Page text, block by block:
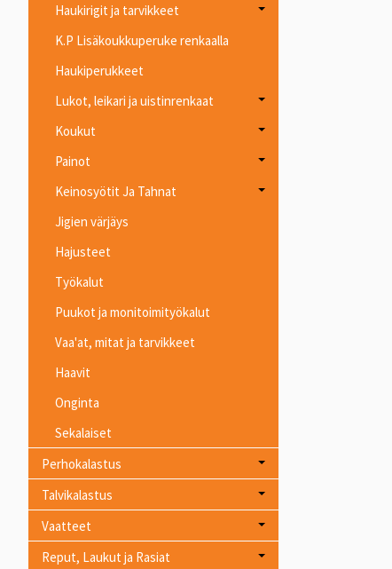
Haukirigit ja tarvikkeet
K.P Lisäkoukkuperuke renkaalla
Haukiperukkeet
Lukot, leikari ja uistinrenkaat
Koukut
Painot
Keinosyötit Ja Tahnat
Jigien värjäys
Hajusteet
Työkalut
Puukot ja monitoimityökalut
Vaa'at, mitat ja tarvikkeet
Haavit
Onginta
Sekalaiset
Perhokalastus
Talvikalastus
Vaatteet
Reput, Laukut ja Rasiat